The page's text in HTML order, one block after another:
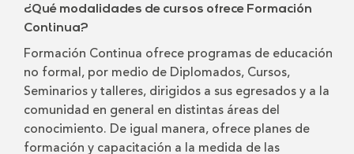
¿Qué modalidades de cursos ofrece Formación
Continua?
Formación Continua ofrece programas de educación
no formal, por medio de Diplomados, Cursos,
Seminarios y talleres, dirigidos a sus egresados y a la
comunidad en general en distintas áreas del
conocimiento. De igual manera, ofrece planes de
formación y capacitación a la medida de las